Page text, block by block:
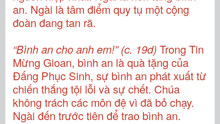
an. Ngài là tâm điểm quy tụ một cộng
đoàn đang tan rã.
“Bình an cho anh em!” (c. 19d) Trong Tin
Mừng Gioan, bình an là quà tặng của
Đấng Phục Sinh, sự bình an phát xuất từ
chiến thắng tội lỗi và sự chết. Chúa
không trách các môn đệ vì đã bỏ chạy.
Ngài đến trước tiên để trao bình an.